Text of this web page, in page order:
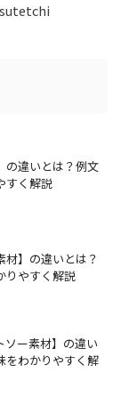
の違いとは？例文
すく解説
材】の違いとは？
りやすく解説
ソー素材】の違い
をわかりやすく解